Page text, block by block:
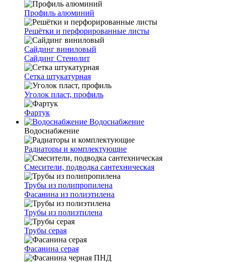
Профиль алюминий
Решётки и перфорированные листы
Сайдинг виниловый
Сайдинг Стенолит
Сетка штукатурная
Уголок пласт, профиль
Фартук
Водоснабжение
Водоснабжение
Радиаторы и комплектующие
Смесители, подводка сантехническая
Трубы из полипропилена
Фасанина из полиэтилена
Трубы из полиэтилена
Трубы серая
Фасанина серая